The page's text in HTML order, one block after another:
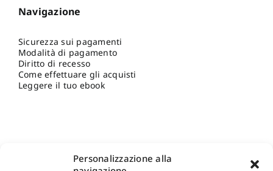
Personalizzazione alla
Navigazione
Sicurezza sui pagamenti
Modalità di pagamento
Diritto di recesso
Come effettuare gli acquisti
Leggere il tuo ebook